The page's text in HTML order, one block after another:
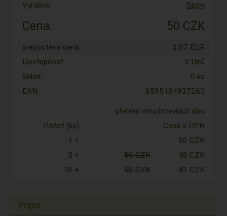
Výrobce:
Sippy
Cena: 50 CZK
prepoctena cena:
2,07 EUR
Dostupnost:
3 Dnů
Sklad:
0 ks
EAN:
8595184937263
přehled množstevních slev
Počet (ks)
Cena s DPH
1 +
50 CZK
5 +
50 CZK
48 CZK
10 +
50 CZK 43 CZK
Popis